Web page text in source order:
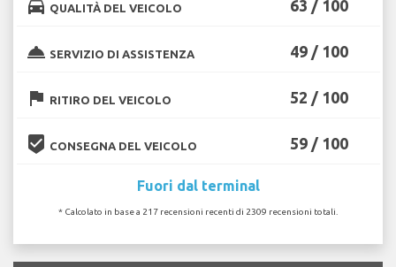
directions_car QUALITÀ DEL VEICOLO 63 / 100
room_service SERVIZIO DI ASSISTENZA 49 / 100
flag RITIRO DEL VEICOLO 52 / 100
beenhere CONSEGNA DEL VEICOLO 59 / 100
Fuori dal terminal
* Calcolato in base a 217 recensioni recenti di 2309 recensioni totali.